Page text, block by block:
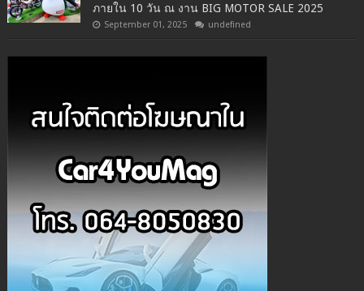
ภายใน 10 วัน ณ งาน BIG MOTOR SALE 2025
September 01, 2025 undefined